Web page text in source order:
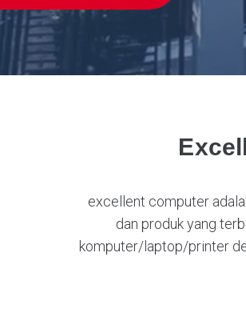
excellent computer
dan produk yang
komputer/laptop/printer